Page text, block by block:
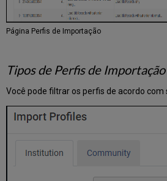
Sistema)
e
Único
OCLC
Processamento
Automático
Equivalências
Página Perfis de Importação
Tipos de Perfis de Importação
Você pode filtrar os perfis de acordo com